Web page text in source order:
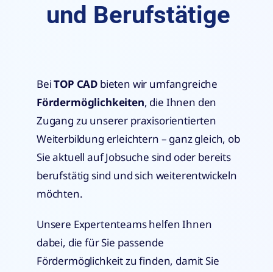
und Berufstätige
BeiTOP CAD bieten wir umfangreiche
Fördermöglichkeiten, die Ihnen den
Zugang zu unserer praxisorientierten
Weiterbildung erleichtern – ganz gleich, ob
Sie aktuell auf Jobsuche sind oder bereits
berufstätig sind und sich weiterentwickeln
möchten.
Unsere Expertenteams helfen Ihnen
dabei, die für Sie passende
Fördermöglichkeit zu finden, damit Sie